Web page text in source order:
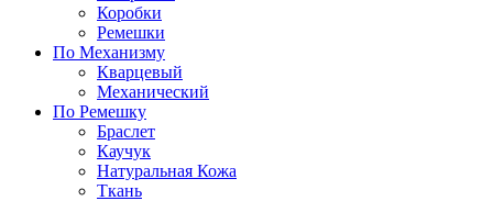
Коробки
Ремешки
По Механизму
Кварцевый
Механический
По Ремешку
Браслет
Каучук
Натуральная Кожа
Ткань